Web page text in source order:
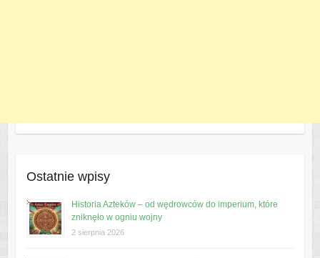
Ostatnie wpisy
Historia Azteków – od wędrowców do imperium, które
zniknęło w ogniu wojny
2 sierpnia 2026